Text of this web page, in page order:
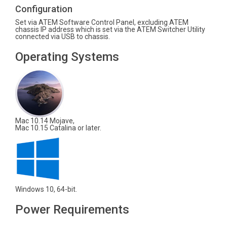
Configuration
Set via ATEM Software Control Panel, excluding ATEM
chassis IP address which is set via the ATEM Switcher Utility
connected via USB to chassis.
Operating Systems
Mac 10.14 Mojave,
Mac 10.15 Catalina or later.
Windows 10, 64-bit.
Power Requirements